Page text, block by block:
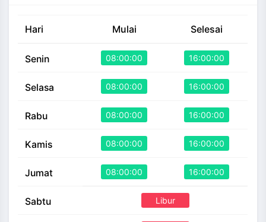
Hari Mulai Selesai
Senin 08:00:00 16:00:00
Selasa 08:00:00 16:00:00
Rabu 08:00:00 16:00:00
Kamis 08:00:00 16:00:00
Jumat 08:00:00 16:00:00
Sabtu Libur